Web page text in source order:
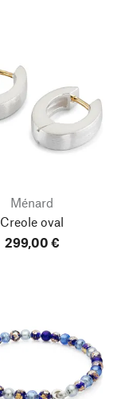
Ménard
Creole oval
299,00 €